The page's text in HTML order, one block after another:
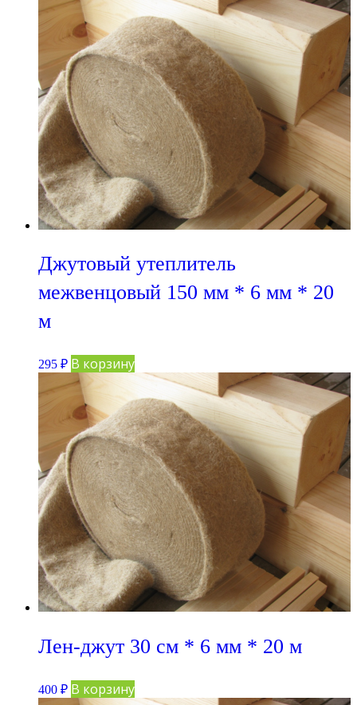
Джутовый утеплитель
межвенцовый 150 мм * 6 мм * 20
м
295 ₽ В корзину
Лен-джут 30 см * 6 мм * 20 м
400 ₽ В корзину